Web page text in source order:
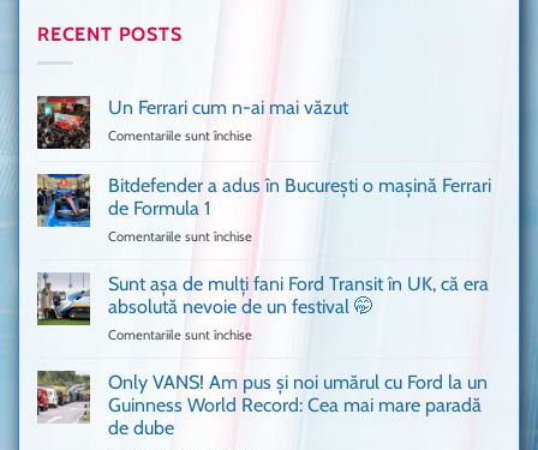
RECENT POSTS
Un Ferrari cum n-ai mai văzut
Comentariile sunt închise
Ferrari
cum
văzut
Bitdefender a adus în București o mașină Ferrari
de Formula 1
Comentariile sunt închise
a
în
mașină
Ferrari
Sunt așa de mulți fani Ford Transit în UK, că era
absolută nevoie de un festival 🤭
Comentariile sunt închise
așa
mulți
Only VANS! Am pus și noi umărul cu Ford la un
Guinness World Record: Cea mai mare paradă
de dube